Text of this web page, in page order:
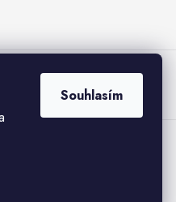
Souhlasím
2024